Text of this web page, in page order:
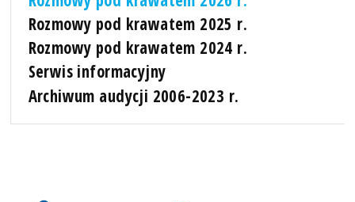
Rozmowy pod krawatem 2025 r.
Rozmowy pod krawatem 2024 r.
Serwis informacyjny
Archiwum audycji 2006-2023 r.